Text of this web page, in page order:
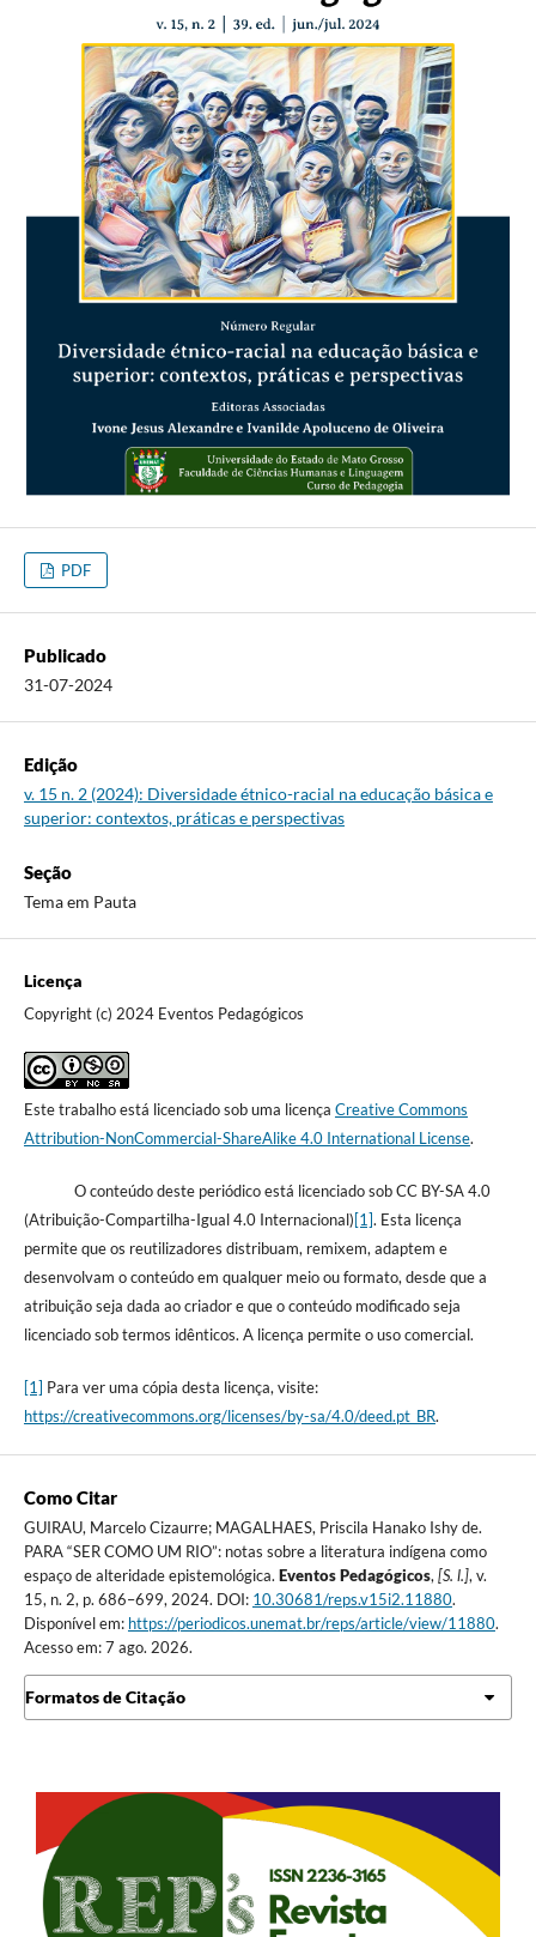
PDF
Publicado
31-07-2024
Edição
v. 15 n. 2 (2024): Diversidade étnico-racial na educação básica e
superior: contextos, práticas e perspectivas
Seção
Tema em Pauta
Licença
Copyright (c) 2024 Eventos Pedagógicos
Este trabalho está licenciado sob uma licença Creative Commons
Attribution-NonCommercial-ShareAlike 4.0 International License.
O conteúdo deste periódico está licenciado sob CC BY-SA 4.0
(Atribuição-Compartilha-Igual 4.0 Internacional)[1]. Esta licença
permite que os reutilizadores distribuam, remixem, adaptem e
desenvolvam o conteúdo em qualquer meio ou formato, desde que a
atribuição seja dada ao criador e que o conteúdo modificado seja
licenciado sob termos idênticos. A licença permite o uso comercial.
[1] Para ver uma cópia desta licença, visite:
https://creativecommons.org/licenses/by-sa/4.0/deed.pt_BR.
Como Citar
GUIRAU, Marcelo Cizaurre; MAGALHAES, Priscila Hanako Ishy de.
PARA “SER COMO UM RIO”: notas sobre a literatura indígena como
espaço de alteridade epistemológica. Eventos Pedagógicos, [S. l.], v.
15, n. 2, p. 686–699, 2024. DOI: 10.30681/reps.v15i2.11880.
Disponível em: https://periodicos.unemat.br/reps/article/view/11880.
Acesso em: 7 ago. 2026.
Formatos de Citação